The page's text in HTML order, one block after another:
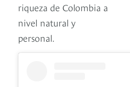
riqueza de Colombia a
nivel natural y
personal.